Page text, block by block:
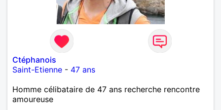
Ctéphanois
Saint-Etienne - 47 ans
Homme célibataire de 47 ans recherche rencontre
amoureuse